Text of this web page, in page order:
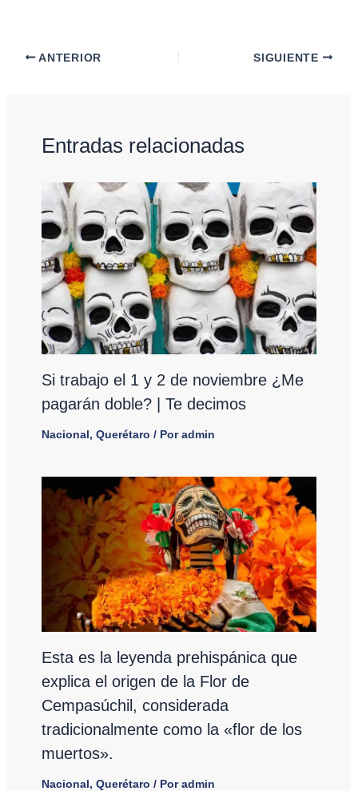
ANTERIOR SIGUIENTE
Entradas relacionadas
Si trabajo el 1 y 2 de noviembre ¿Me
pagarán doble? | Te decimos
Nacional, Querétaro / Poradmin
Esta es la leyenda prehispánica que
explica el origen de la Flor de
Cempasúchil, considerada
tradicionalmente como la «flor de los
muertos».
Nacional, Querétaro / Poradmin